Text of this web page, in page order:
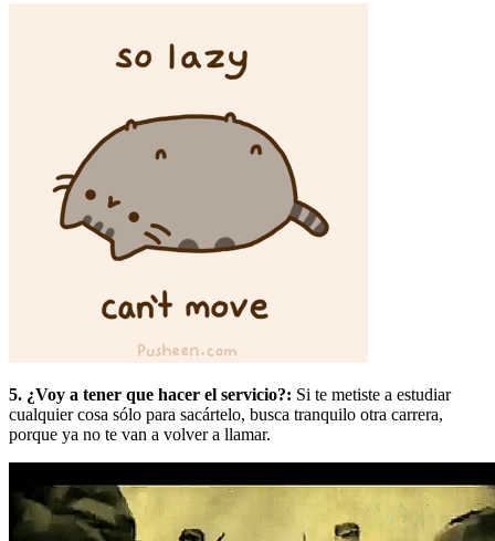
5. ¿Voy a tener que hacer el servicio?: Si te metiste a estudiar
cualquier cosa sólo para sacártelo, busca tranquilo otra carrera,
porque ya no te van a volver a llamar.